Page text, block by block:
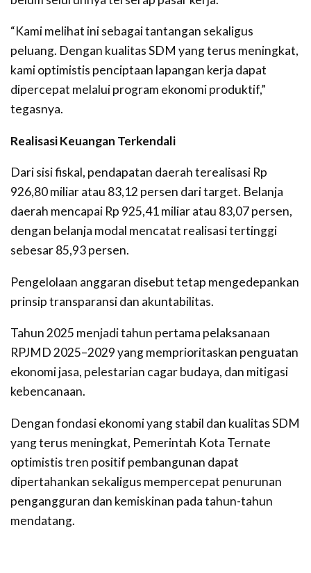
“Kami melihat ini sebagai tantangan sekaligus
peluang. Dengan kualitas SDM yang terus meningkat,
kami optimistis penciptaan lapangan kerja dapat
dipercepat melalui program ekonomi produktif,”
tegasnya.
Realisasi Keuangan Terkendali
Dari sisi fiskal, pendapatan daerah terealisasi Rp
926,80 miliar atau 83,12 persen dari target. Belanja
daerah mencapai Rp 925,41 miliar atau 83,07 persen,
dengan belanja modal mencatat realisasi tertinggi
sebesar 85,93 persen.
Pengelolaan anggaran disebut tetap mengedepankan
prinsip transparansi dan akuntabilitas.
Tahun 2025 menjadi tahun pertama pelaksanaan
RPJMD 2025–2029 yang memprioritaskan penguatan
ekonomi jasa, pelestarian cagar budaya, dan mitigasi
kebencanaan.
Dengan fondasi ekonomi yang stabil dan kualitas SDM
yang terus meningkat, Pemerintah Kota Ternate
optimistis tren positif pembangunan dapat
dipertahankan sekaligus mempercepat penurunan
pengangguran dan kemiskinan pada tahun-tahun
mendatang.